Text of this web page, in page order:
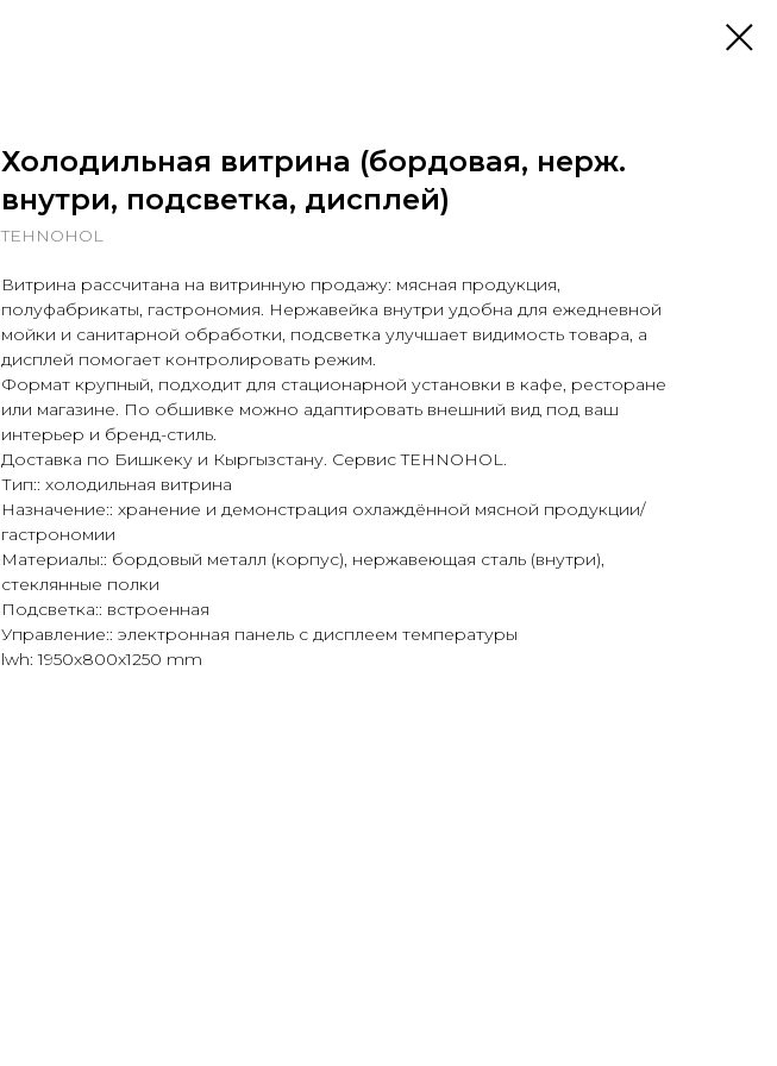
Холодильная витрина (бордовая, нерж.
внутри, подсветка, дисплей)
TEHNOHOL
Витрина рассчитана на витринную продажу: мясная продукция,
полуфабрикаты, гастрономия. Нержавейка внутри удобна для ежедневной
мойки и санитарной обработки, подсветка улучшает видимость товара, а
дисплей помогает контролировать режим.
Формат крупный, подходит для стационарной установки в кафе, ресторане
или магазине. По обшивке можно адаптировать внешний вид под ваш
интерьер и бренд-стиль.
Доставка по Бишкеку и Кыргызстану. Сервис TEHNOHOL.
Тип:: холодильная витрина
Назначение:: хранение и демонстрация охлаждённой мясной продукции/
гастрономии
Материалы:: бордовый металл (корпус), нержавеющая сталь (внутри),
стеклянные полки
Подсветка:: встроенная
Управление:: электронная панель с дисплеем температуры
lwh: 1950x800x1250 mm